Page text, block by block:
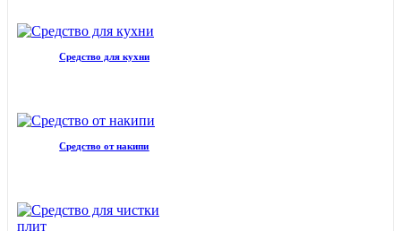
Средство для кухни
Средство от накипи